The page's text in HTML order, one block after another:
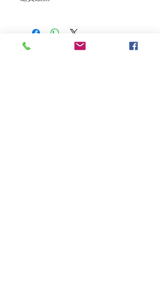
到我們的產品後的前7天內通過電子郵件
通知我們。但是，您需要支付退回的運
費。謝謝。​